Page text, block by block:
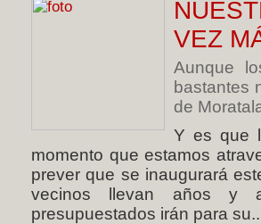
VEZ
Aunque
bastantes
de
Y es que
momento que estamos
prever que se inaugurará
vecinos llevan años y
presupuestados irán para